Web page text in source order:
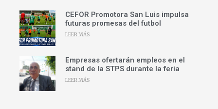
CEFOR Promotora San Luis impulsa
futuras promesas del futbol
LEER MÁS
Empresas ofertarán empleos en el
stand de la STPS durante la feria
LEER MÁS